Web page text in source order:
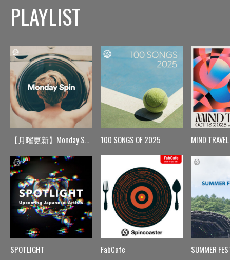
PLAYLIST
【月曜更新】Monday Spin
SPOTLIGHT
100 SONGS OF 2025
FabCafe
MIND TRAVEL
SUMMER